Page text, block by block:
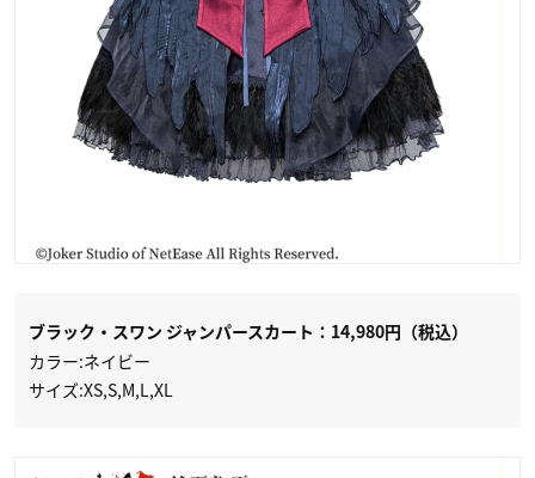
ブラック・スワン ジャンパースカート：14,980円（税込）
カラー:ネイビー
サイズ:XS,S,M,L,XL